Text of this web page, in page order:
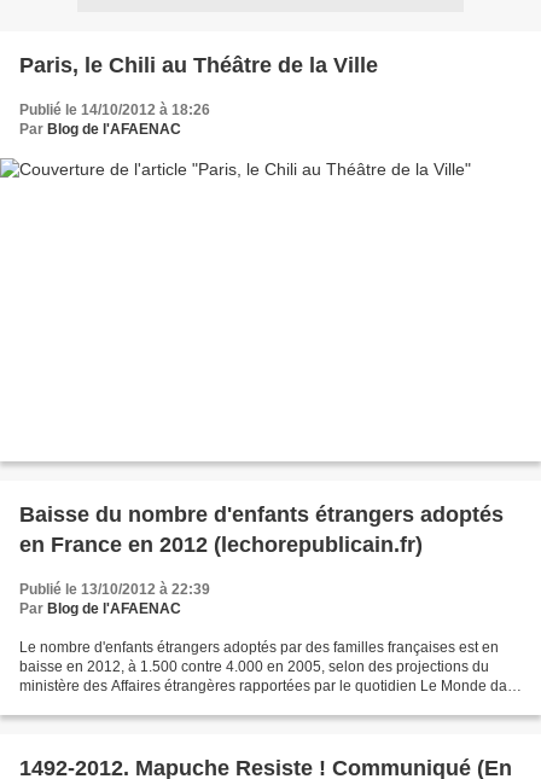
Paris, le Chili au Théâtre de la Ville
Publié le 14/10/2012 à 18:26
Par Blog de l'AFAENAC
Baisse du nombre d'enfants étrangers adoptés
en France en 2012 (lechorepublicain.fr)
Publié le 13/10/2012 à 22:39
Par Blog de l'AFAENAC
Le nombre d'enfants étrangers adoptés par des familles françaises est en
baisse en 2012, à 1.500 contre 4.000 en 2005, selon des projections du
ministère des Affaires étrangères rapportées par le quotidien Le Monde daté
1492-2012. Mapuche Resiste ! Communiqué (En